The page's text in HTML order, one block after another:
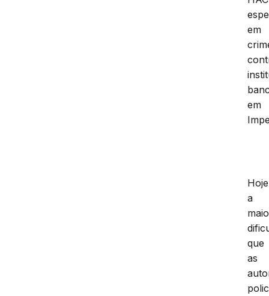
em
em
Hoje
a
que
as